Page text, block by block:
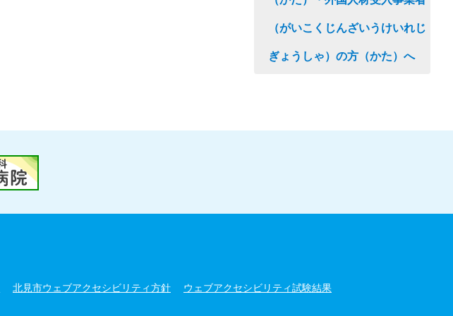
（がいこくじんざいうけいれじ
ぎょうしゃ）の方（かた）へ
北見市ウェブアクセシビリティ方針 ウェブアクセシビリティ試験結果